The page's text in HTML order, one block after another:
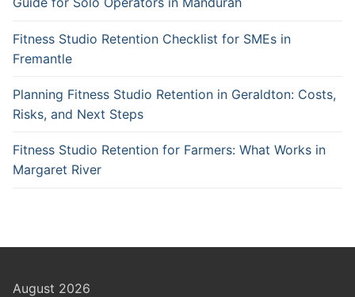
Fitness Studio Retention Checklist for SMEs in
Fremantle
Planning Fitness Studio Retention in Geraldton: Costs,
Risks, and Next Steps
Fitness Studio Retention for Farmers: What Works in
Margaret River
August 2026